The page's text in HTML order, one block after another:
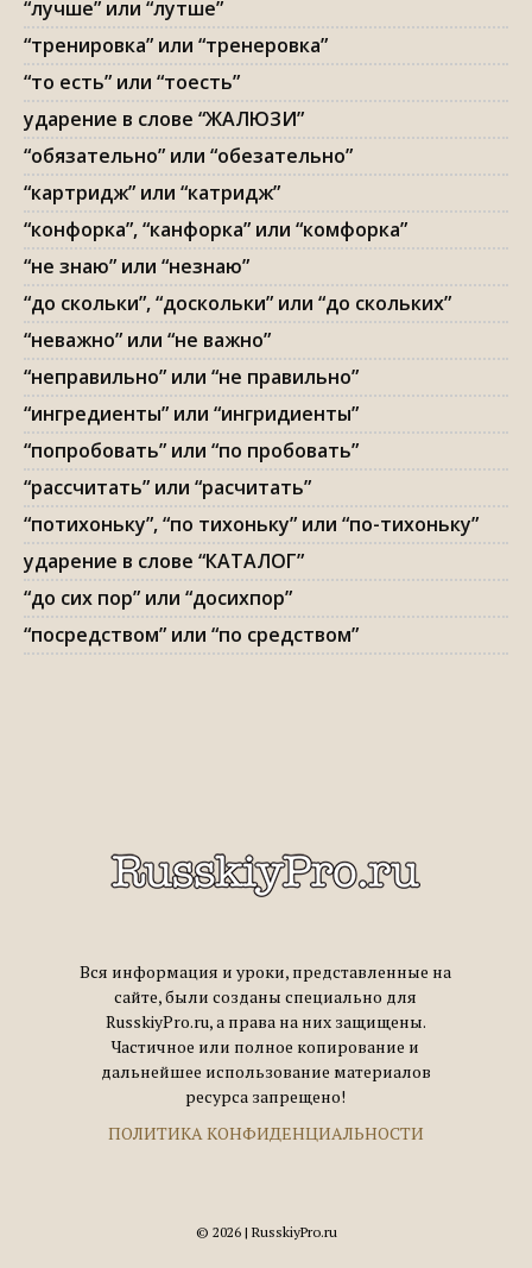
“лучше” или “лутше”
“тренировка” или “тренеровка”
“то есть” или “тоесть”
ударение в слове “ЖАЛЮЗИ”
“обязательно” или “обезательно”
“картридж” или “катридж”
“конфорка”, “канфорка” или “комфорка”
“не знаю” или “незнаю”
“до скольки”, “доскольки” или “до скольких”
“неважно” или “не важно”
“неправильно” или “не правильно”
“ингредиенты” или “ингридиенты”
“попробовать” или “по пробовать”
“рассчитать” или “расчитать”
“потихоньку”, “по тихоньку” или “по-тихоньку”
ударение в слове “КАТАЛОГ”
“до сих пор” или “досихпор”
“посредством” или “по средством”
Вся информация и уроки, представленные на
сайте, были созданы специально для
RusskiyPro.ru, а права на них защищены.
Частичное или полное копирование и
дальнейшее использование материалов
ресурса запрещено!
ПОЛИТИКА КОНФИДЕНЦИАЛЬНОСТИ
© 2026 | RusskiyPro.ru